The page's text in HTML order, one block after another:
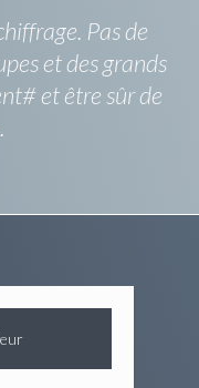
Pas de
et des grands
et être sûr de